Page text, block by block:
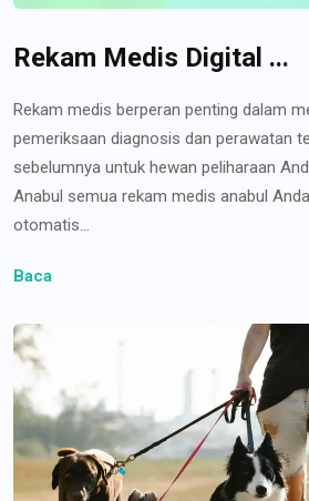
Rekam Medis Digital ...
Rekam medis berperan penting dalam
pemeriksaan diagnosis dan perawatan
sebelumnya untuk hewan peliharaan
Anabul semua rekam medis anabul
otomatis...
Baca